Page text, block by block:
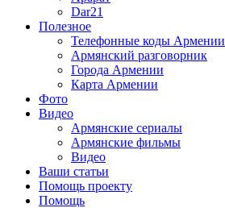
Dar21
Полезное
Телефонные коды Армении
Армянский разговорник
Города Армении
Карта Армении
Фото
Видео
Армянские сериалы
Армянские фильмы
Видео
Ваши статьи
Помощь проекту
Помощь